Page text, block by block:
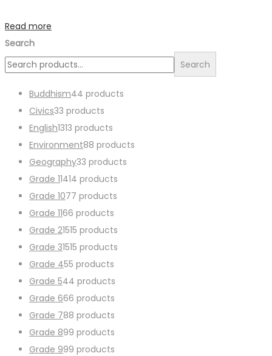
Read more
Search
Search
Buddhism44 products
Civics33 products
English1313 products
Environment88 products
Geography33 products
Grade 11414 products
Grade 1077 products
Grade 1166 products
Grade 21515 products
Grade 31515 products
Grade 455 products
Grade 544 products
Grade 666 products
Grade 788 products
Grade 899 products
Grade 999 products